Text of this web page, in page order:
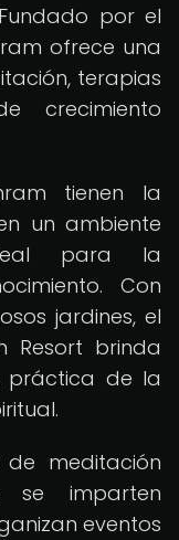
por el
ofrece una
terapias
crecimiento
tienen la
un ambiente
para la
Con
jardines, el
Resort brinda
práctica de la
meditación
se imparten
eventos